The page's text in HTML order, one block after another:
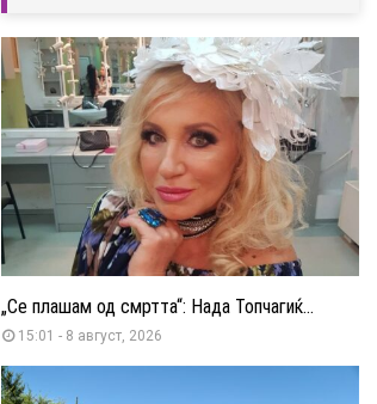
„Се плашам од смртта“: Нада Топчагиќ...
15:01 - 8 август, 2026